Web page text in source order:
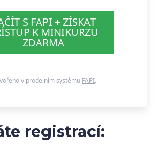
S FAPI + ZÍSKAT
K MINIKURZU
ZDARMA
v prodejním systému FAPI.
registrací: